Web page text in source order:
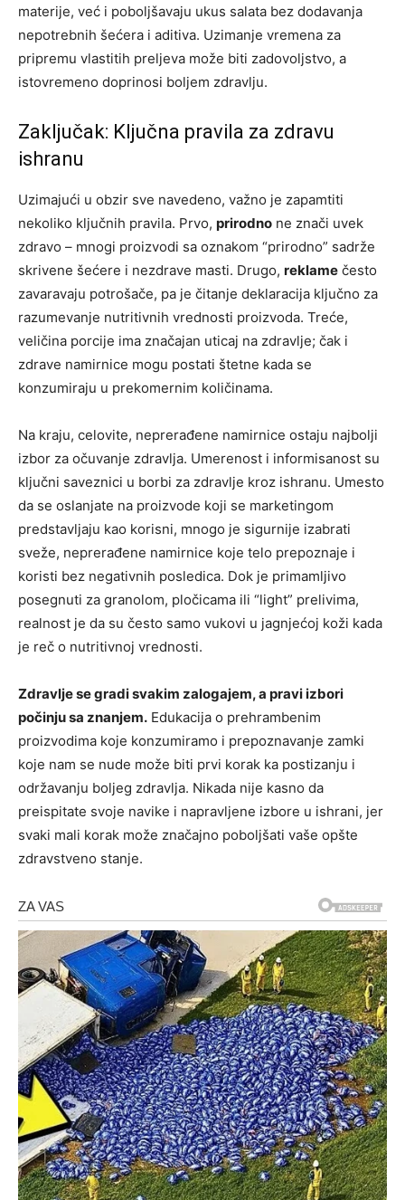
materije, već i poboljšavaju ukus salata bez dodavanja
nepotrebnih šećera i aditiva. Uzimanje vremena za
pripremu vlastitih preljeva može biti zadovoljstvo, a
istovremeno doprinosi boljem zdravlju.
Zaključak: Ključna pravila za zdravu
ishranu
Uzimajući u obzir sve navedeno, važno je zapamtiti
nekoliko ključnih pravila. Prvo, prirodno ne znači uvek
zdravo – mnogi proizvodi sa oznakom “prirodno” sadrže
skrivene šećere i nezdrave masti. Drugo, reklame često
zavaravaju potrošače, pa je čitanje deklaracija ključno za
razumevanje nutritivnih vrednosti proizvoda. Treće,
veličina porcije ima značajan uticaj na zdravlje; čak i
zdrave namirnice mogu postati štetne kada se
konzumiraju u prekomernim količinama.
Na kraju, celovite, neprerađene namirnice ostaju najbolji
izbor za očuvanje zdravlja. Umerenost i informisanost su
ključni saveznici u borbi za zdravlje kroz ishranu. Umesto
da se oslanjate na proizvode koji se marketingom
predstavljaju kao korisni, mnogo je sigurnije izabrati
sveže, neprerađene namirnice koje telo prepoznaje i
koristi bez negativnih posledica. Dok je primamljivo
posegnuti za granolom, pločicama ili “light” prelivima,
realnost je da su često samo vukovi u jagnjećoj koži kada
je reč o nutritivnoj vrednosti.
Zdravlje se gradi svakim zalogajem, a pravi izbori
počinju sa znanjem. Edukacija o prehrambenim
proizvodima koje konzumiramo i prepoznavanje zamki
koje nam se nude može biti prvi korak ka postizanju i
održavanju boljeg zdravlja. Nikada nije kasno da
preispitate svoje navike i napravljene izbore u ishrani, jer
svaki mali korak može značajno poboljšati vaše opšte
zdravstveno stanje.